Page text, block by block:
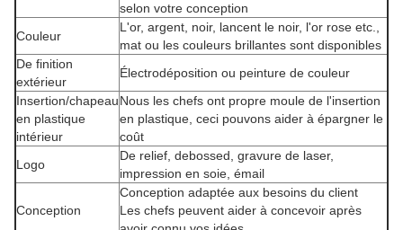
selon votre conception
Couleur
L'or, argent, noir, lancent le noir, l'or rose etc.,
mat ou les couleurs brillantes sont disponibles
De finition
extérieur
Électrodéposition ou peinture de couleur
Insertion/chapeau
en plastique
intérieur
Nous les chefs ont propre moule de l'insertion
en plastique, ceci pouvons aider à épargner le
coût
Logo
De relief, debossed, gravure de laser,
impression en soie, émail
Conception
Conception adaptée aux besoins du client
Les chefs peuvent aider à concevoir après